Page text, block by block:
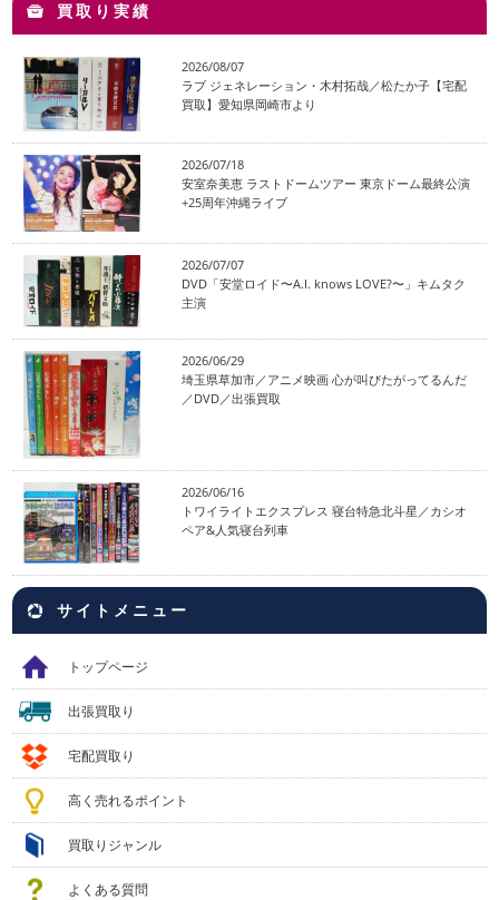
買取り実績
2026/08/07
ラブ ジェネレーション・木村拓哉／松たか子【宅配
買取】愛知県岡崎市より
2026/07/18
安室奈美恵 ラストドームツアー 東京ドーム最終公演
+25周年沖縄ライブ
2026/07/07
DVD「安堂ロイド〜A.I. knows LOVE?〜」キムタク
主演
2026/06/29
埼玉県草加市／アニメ映画 心が叫びたがってるんだ
／DVD／出張買取
2026/06/16
トワイライトエクスプレス 寝台特急北斗星／カシオ
ペア&人気寝台列車
サイトメニュー
トップページ
出張買取り
宅配買取り
高く売れるポイント
買取りジャンル
よくある質問